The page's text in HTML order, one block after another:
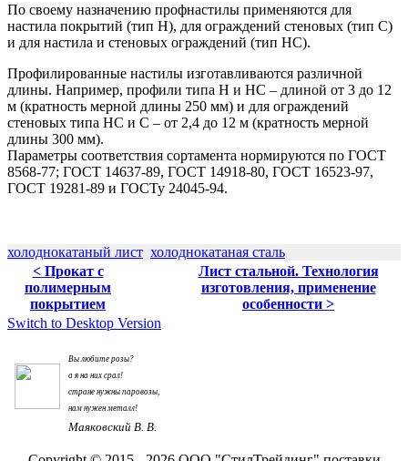
По своему назначению профнастилы применяются для
настила покрытий (тип Н), для ограждений стеновых (тип С)
и для настила и стеновых ограждений (тип НС).
Профилированные настилы изготавливаются различной
длины. Например, профили типа Н и НС – длиной от 3 до 12
м (кратность мерной длины 250 мм) и для ограждений
стеновых типа НС и С – от 2,4 до 12 м (кратность мерной
длины 300 мм).
Параметры соответствия сортамента нормируются по ГОСТ
8568-77; ГОСТ 14637-89, ГОСТ 14918-80, ГОСТ 16523-97,
ГОСТ 19281-89 и ГОСТу 24045-94.
холоднокатаный лист холоднокатаная сталь
< Прокат с
полимерным
покрытием
Лист стальной. Технология
изготовления, применение
особенности >
Switch to Desktop Version
Вы любите розы?
а я на них срал!
стране нужны паровозы,
нам нужен металл!
Маяковский В. В.